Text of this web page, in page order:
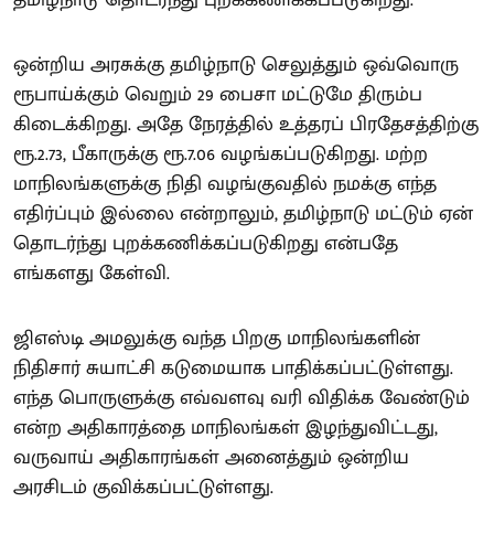
ஒன்றிய அரசுக்கு தமிழ்நாடு செலுத்தும் ஒவ்வொரு
ரூபாய்க்கும் வெறும் 29 பைசா மட்டுமே திரும்ப
கிடைக்கிறது. அதே நேரத்தில் உத்தரப் பிரதேசத்திற்கு
ரூ.2.73, பீகாருக்கு ரூ.7.06 வழங்கப்படுகிறது. மற்ற
மாநிலங்களுக்கு நிதி வழங்குவதில் நமக்கு எந்த
எதிர்ப்பும் இல்லை என்றாலும், தமிழ்நாடு மட்டும் ஏன்
தொடர்ந்து புறக்கணிக்கப்படுகிறது என்பதே
எங்களது கேள்வி.
ஜிஎஸ்டி அமலுக்கு வந்த பிறகு மாநிலங்களின்
நிதிசார் சுயாட்சி கடுமையாக பாதிக்கப்பட்டுள்ளது.
எந்த பொருளுக்கு எவ்வளவு வரி விதிக்க வேண்டும்
என்ற அதிகாரத்தை மாநிலங்கள் இழந்துவிட்டது,
வருவாய் அதிகாரங்கள் அனைத்தும் ஒன்றிய
அரசிடம் குவிக்கப்பட்டுள்ளது.